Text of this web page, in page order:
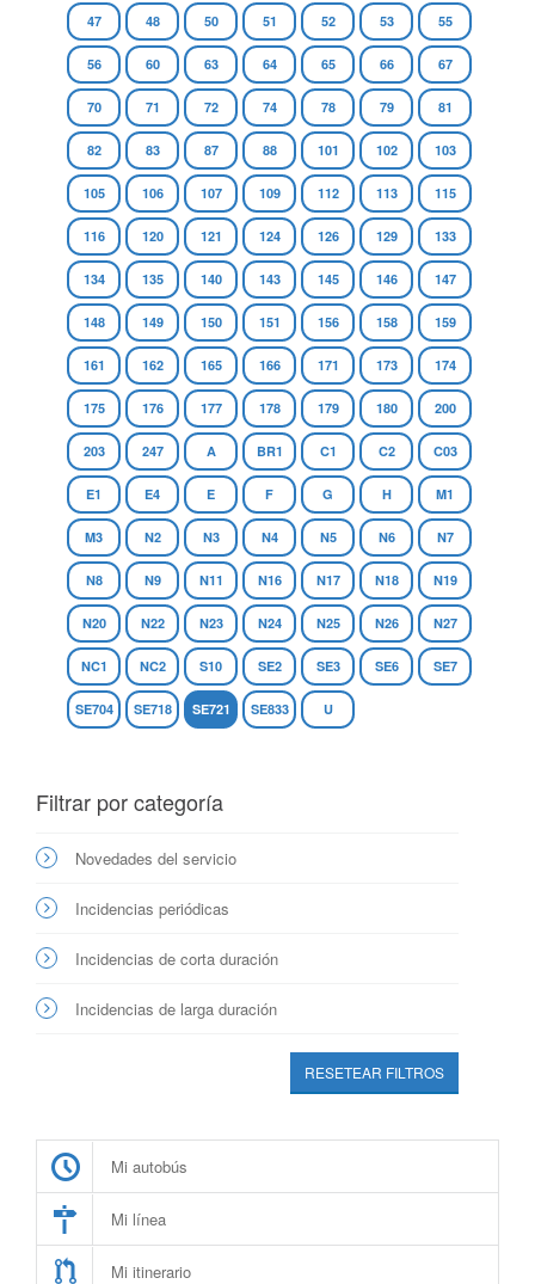
47 48 50 51 52 53 55
56 60 63 64 65 66 67
70 71 72 74 78 79 81
82 83 87 88 101 102 103
105 106 107 109 112 113 115
116 120 121 124 126 129 133
134 135 140 143 145 146 147
148 149 150 151 156 158 159
161 162 165 166 171 173 174
175 176 177 178 179 180 200
203 247 A BR1 C1 C2 C03
E1 E4 E F G H M1
M3 N2 N3 N4 N5 N6 N7
N8 N9 N11 N16 N17 N18 N19
N20 N22 N23 N24 N25 N26 N27
NC1 NC2 S10 SE2 SE3 SE6 SE7
SE704 SE718 SE721 SE833 U
Filtrar por categoría
Novedades del servicio
Incidencias periódicas
Incidencias de corta duración
Incidencias de larga duración
RESETEAR FILTROS
Mi autobús
Mi línea
Mi itinerario